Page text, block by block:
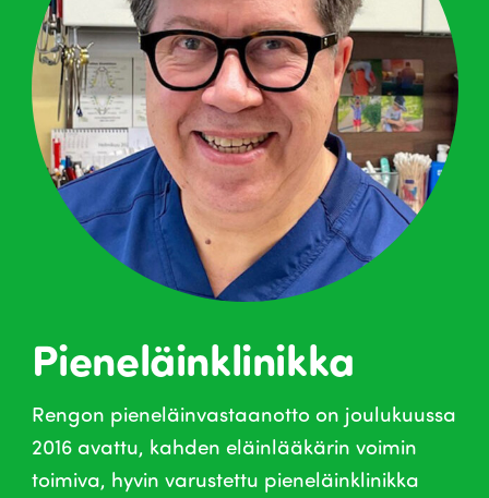
Pieneläinklinikka
Rengon pieneläinvastaanotto on joulukuussa
2016 avattu, kahden eläinlääkärin voimin
toimiva, hyvin varustettu pieneläinklinikka